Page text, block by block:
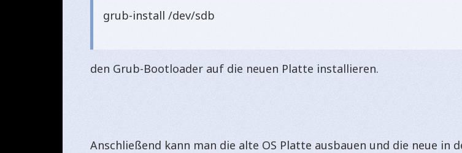
grub-install /dev/sdb
den Grub-Bootloader auf die neuen Platte installieren.
Anschließend kann man die alte OS Platte ausbauen und die neue in